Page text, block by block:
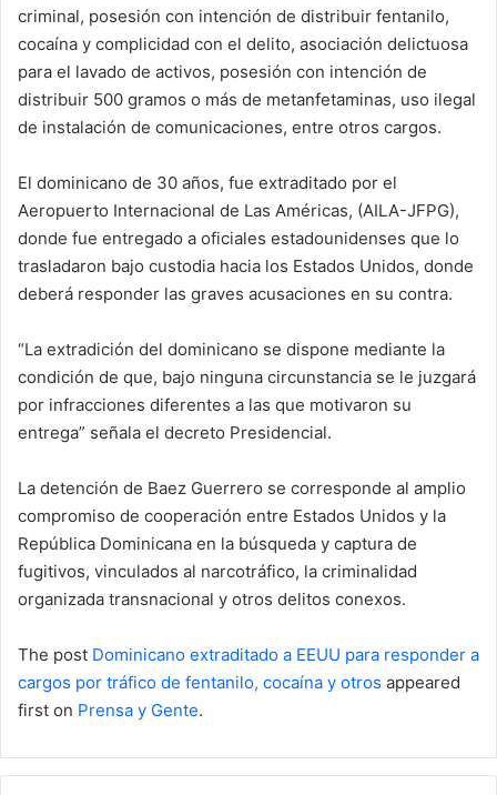
criminal, posesión con intención de distribuir fentanilo,
cocaína y complicidad con el delito, asociación delictuosa
para el lavado de activos, posesión con intención de
distribuir 500 gramos o más de metanfetaminas, uso ilegal
de instalación de comunicaciones, entre otros cargos.
El dominicano de 30 años, fue extraditado por el
Aeropuerto Internacional de Las Américas, (AILA-JFPG),
donde fue entregado a oficiales estadounidenses que lo
trasladaron bajo custodia hacia los Estados Unidos, donde
deberá responder las graves acusaciones en su contra.
“La extradición del dominicano se dispone mediante la
condición de que, bajo ninguna circunstancia se le juzgará
por infracciones diferentes a las que motivaron su
entrega” señala el decreto Presidencial.
La detención de Baez Guerrero se corresponde al amplio
compromiso de cooperación entre Estados Unidos y la
República Dominicana en la búsqueda y captura de
fugitivos, vinculados al narcotráfico, la criminalidad
organizada transnacional y otros delitos conexos.
The post Dominicano extraditado a EEUU para responder a
cargos por tráfico de fentanilo, cocaína y otros appeared
first on Prensa y Gente.